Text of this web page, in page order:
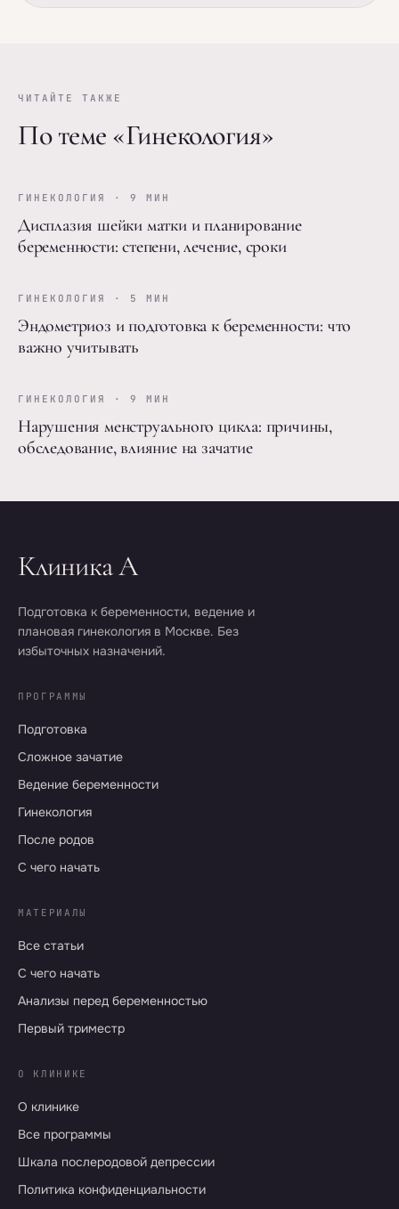
ЧИТАЙТЕ ТАКЖЕ
По теме «Гинекология»
ГИНЕКОЛОГИЯ · 9 МИН
Дисплазия шейки матки и планирование
беременности: степени, лечение, сроки
ГИНЕКОЛОГИЯ · 5 МИН
Эндометриоз и подготовка к беременности: что
важно учитывать
ГИНЕКОЛОГИЯ · 9 МИН
Нарушения менструального цикла: причины,
обследование, влияние на зачатие
Клиника А
Подготовка к беременности, ведение и
плановая гинекология в Москве. Без
избыточных назначений.
ПРОГРАММЫ
Подготовка
Сложное зачатие
Ведение беременности
Гинекология
После родов
С чего начать
МАТЕРИАЛЫ
Все статьи
С чего начать
Анализы перед беременностью
Первый триместр
О КЛИНИКЕ
О клинике
Все программы
Шкала послеродовой депрессии
Политика конфиденциальности